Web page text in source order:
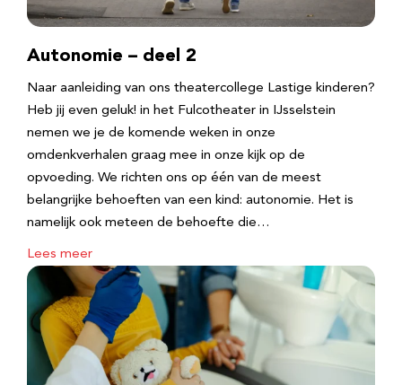
Autonomie – deel 2
Naar aanleiding van ons theatercollege Lastige kinderen?
Heb jij even geluk! in het Fulcotheater in IJsselstein
nemen we je de komende weken in onze
omdenkverhalen graag mee in onze kijk op de
opvoeding. We richten ons op één van de meest
belangrijke behoeften van een kind: autonomie. Het is
namelijk ook meteen de behoefte die…
Lees meer